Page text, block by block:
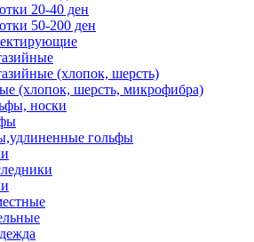
20-40 ден
50-200 ден
(хлопок, шерсть)
(хлопок, шерсть, микрофибра)
носки
гольфы